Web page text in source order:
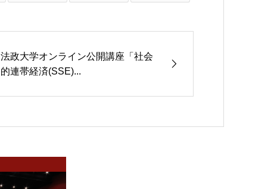
法政大学オンライン公開講座「社会
的連帯経済(SSE)...